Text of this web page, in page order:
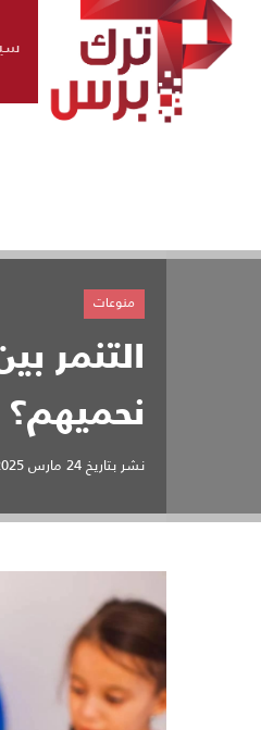
التنمر
نحميهم؟
نشر بتاريخ24 مارس 2025
منوعات